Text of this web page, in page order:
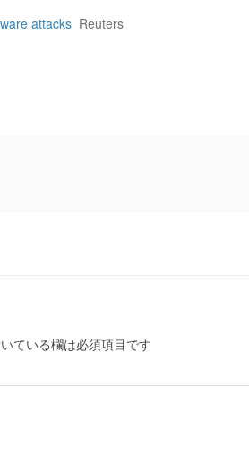
attacks Reuters
ている欄は必須項目です